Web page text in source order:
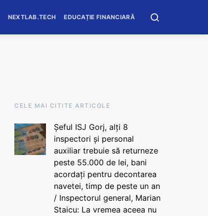
NEXTLAB.TECH EDUCAȚIE FINANCIARĂ
CELE MAI CITITE ARTICOLE
Șeful ISJ Gorj, alți 8
inspectori și personal
auxiliar trebuie să returneze
peste 55.000 de lei, bani
acordați pentru decontarea
navetei, timp de peste un an
/ Inspectorul general, Marian
Staicu: La vremea aceea nu